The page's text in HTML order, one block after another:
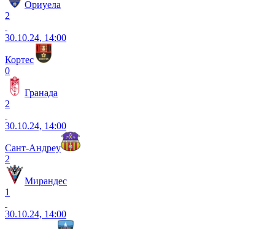
Ориуела
2
30.10.24, 14:00
Кортес
0
Гранада
2
30.10.24, 14:00
Сант-Андреу
2
Мирандес
1
30.10.24, 14:00